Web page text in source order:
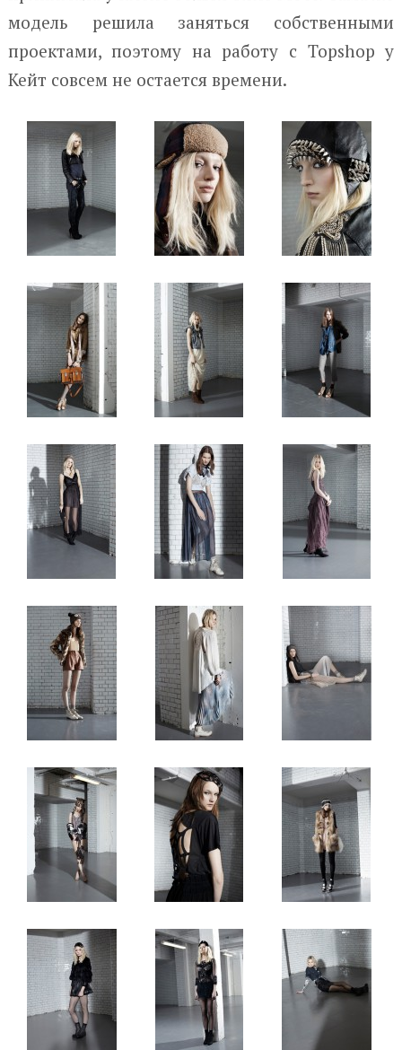
модель решила заняться собственными
проектами, поэтому на работу с Topshop у
Кейт совсем не остается времени.